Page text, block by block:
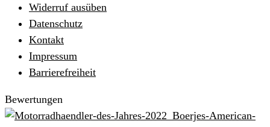
Widerruf ausüben
Datenschutz
Kontakt
Impressum
Barrierefreiheit
Bewertungen